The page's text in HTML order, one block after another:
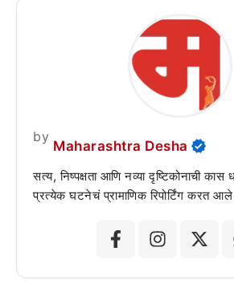
by
Maharashtra Desha
सत्य, निष्पक्षता आणि नव्या दृष्टिकोनाची कास
प्रत्येक घटनेचं प्रामाणिक रिपोर्टिंग करत